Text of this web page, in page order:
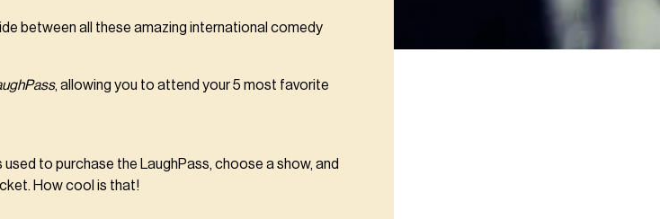
between all these amazing international comedy
, allowing you to attend your 5 most favorite
to purchase the LaughPass, choose a show, and
How cool is that!